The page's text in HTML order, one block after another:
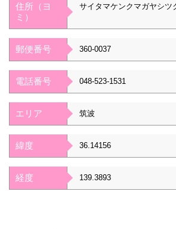
住所（ヨ
ミ）
サイタマケンクマガヤシツ
郵便番号 360-0037
電話番号 048-523-1531
エリア 筑波
緯度 36.14156
経度 139.3893